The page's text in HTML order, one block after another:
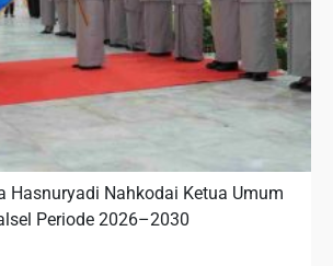
Hasnuryadi Nahkodai Ketua Umum
Periode 2026–2030